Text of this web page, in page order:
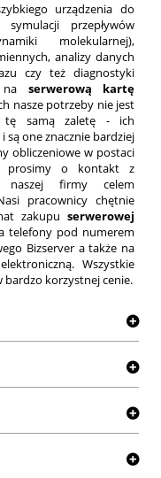
urządzenia do
przepływów
molekularnej),
analizy danych
czy też diagnostyki
na serwerową kartę
nasze potrzeby nie jest
tę samą zaletę - ich
one znacznie bardziej
obliczeniowe w postaci
prosimy o kontakt z
naszej firmy celem
pracownicy chętnie
zakupu serwerowej
telefony pod numerem
Bizserver a także na
Wszystkie
bardzo korzystnej cenie.